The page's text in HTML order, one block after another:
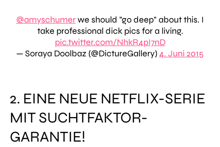
@amyschumerwe should "go deep" about this. I
take professional dick pics for a living.
pic.twitter.com/NhkR4pI7nD
— Soraya Doolbaz (@DictureGallery)4. Juni 2015
2. EINE NEUE NETFLIX-SERIE
MIT SUCHTFAKTOR-
GARANTIE!